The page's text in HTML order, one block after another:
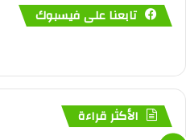
تابعنا على فيسبوك
الأكثر قراءة